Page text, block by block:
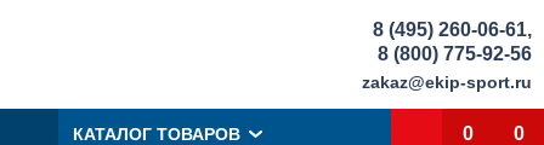
8 (495) 260-06-61,
8 (800) 775-92-56
zakaz@ekip-sport.ru
КАТАЛОГ ТОВАРОВ 0 0